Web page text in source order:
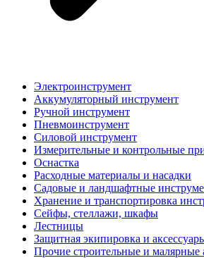
Электроинструмент
Аккумуляторный инструмент
Ручной инструмент
Пневмоинструмент
Силовой инструмент
Измерительные и контрольные
Оснастка
Расходные материалы и насадки
Садовые и ландшафтные
Хранение и транспортировка
Сейфы, стеллажи, шкафы
Лестницы
Защитная экипировка и
Прочие строительные и малярные